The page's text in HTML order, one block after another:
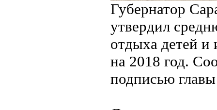
Губернатор
утвердил
отдыха детей и
на 2018 год.
подписью